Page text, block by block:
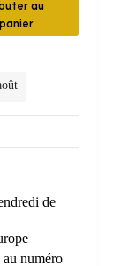
au
panier
de
au numéro